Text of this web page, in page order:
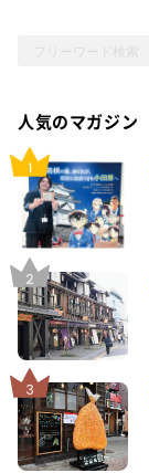
人気のマガジン